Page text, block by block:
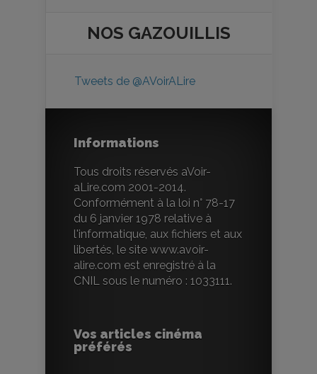
NOS GAZOUILLIS
Tweets de @AVoirALire
Informations
Tous droits réservés aVoir-
aLire.com 2001-2014.
Conformément à la loi n° 78-17
du 6 janvier 1978 relative à
l'informatique, aux fichiers et aux
libertés, le site www.avoir-
alire.com est enregistré à la
CNIL sous le numéro : 1033111.
Vos articles cinéma
préférés